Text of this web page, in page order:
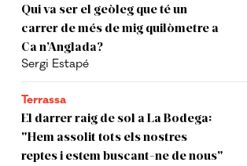
Qui va ser el geòleg que té un
carrer de més de mig quilòmetre a
Ca n’Anglada?
Sergi Estapé
Terrassa
El darrer raig de sol a La Bodega:
"Hem assolit tots els nostres
reptes i estem buscant-ne de nous"